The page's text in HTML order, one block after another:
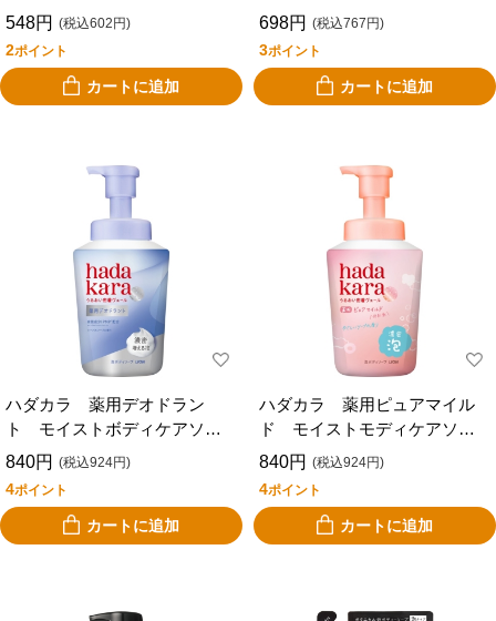
ッチソープの香り 本体 ４
548円 (税込602円)
2ポイント
カートに追加
ッチソープの香り 詰替
698円 (税込767円)
3ポイント
カートに追加
ハダカラ 薬用デオドラン
ト モイストボディケアソー
プ 本体 ５４０ｍｌ
840円 (税込924円)
4ポイント
カートに追加
ハダカラ 薬用ピュアマイル
ド モイストモディケアソー
プ 本体 ５４０ｍｌ
840円 (税込924円)
4ポイント
カートに追加